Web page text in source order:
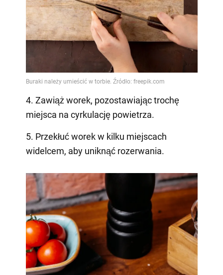
4. Zawiąż worek, pozostawiając trochę
miejsca na cyrkulację powietrza.
5. Przekłuć worek w kilku miejscach
widelcem, aby uniknąć rozerwania.